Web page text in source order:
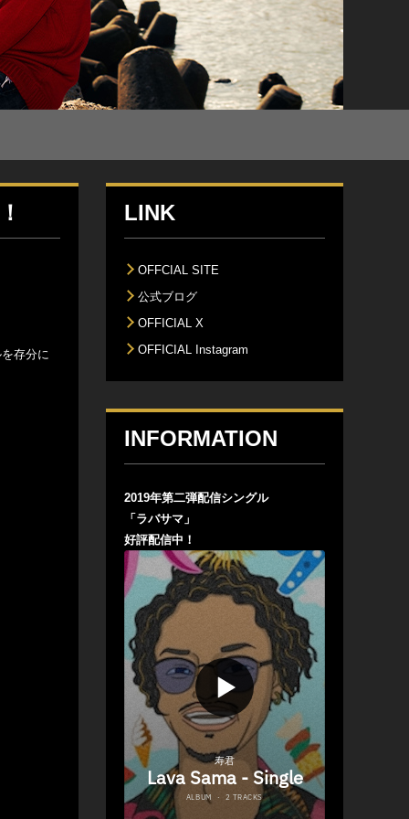
存分に
LINK
OFFCIAL SITE
公式ブログ
OFFICIAL X
OFFICIAL Instagram
INFORMATION
2019年第二弾配信シングル
「ラバサマ」
好評配信中！